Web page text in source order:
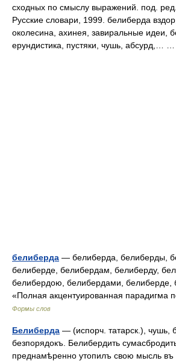
сходных по смыслу выражений. под.
Русские словари, 1999. белиберда
околесина, ахинея, завиральные идеи,
ерундистика, пустяки, чушь, абсурд,…
белиберда — белиберда, белиберды,
белиберде, белибердам, белиберду,
белибердою, белибердами, белиберде,
«Полная акцентуированная парадигма
Формы слов
Белиберда — (испорч. татарск.), чушь,
безпорядокъ. Белибердить
преднамѣренно утопилъ свою мысль